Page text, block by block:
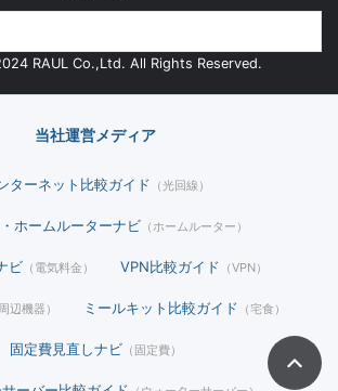
RAUL Co.,Ltd. All Rights Reserved.
当社運営メディア
ターネット比較ガイド （光回線）
ホームルーターナビ （ホームルーター）
ビ（電気料金） VPN比較ガイド （VPN）
辺機器） ミールキット比較ガイド （宅食）
固定費見直しナビ（固定費）